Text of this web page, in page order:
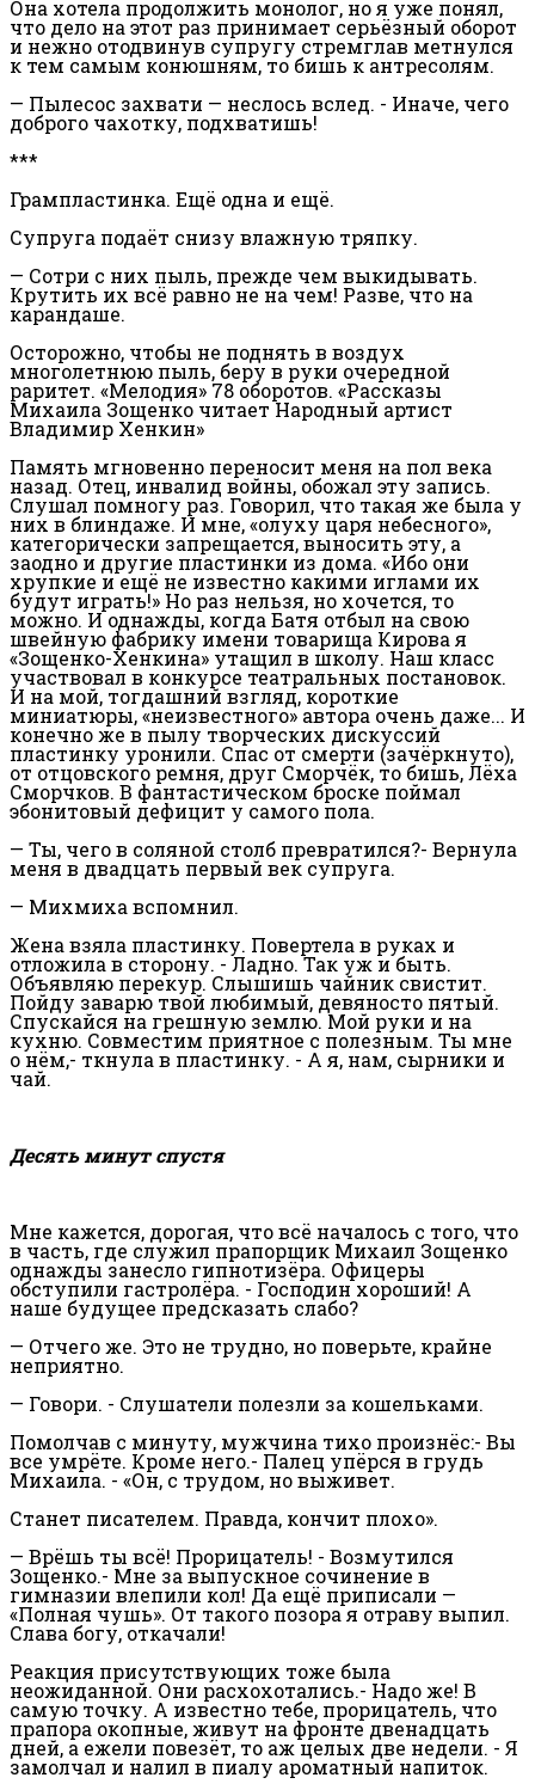
Она хотела продолжить монолог, но я уже понял,
что дело на этот раз принимает серьёзный оборот
и нежно отодвинув супругу стремглав метнулся
к тем самым конюшням, то бишь к антресолям.
— Пылесос захвати — неслось вслед. - Иначе, чего
доброго чахотку, подхватишь!
***
Грампластинка. Ещё одна и ещё.
Супруга подаёт снизу влажную тряпку.
— Сотри с них пыль, прежде чем выкидывать.
Крутить их всё равно не на чем! Разве, что на
карандаше.
Осторожно, чтобы не поднять в воздух
многолетнюю пыль, беру в руки очередной
раритет. «Мелодия» 78 оборотов. «Рассказы
Михаила Зощенко читает Народный артист
Владимир Хенкин»
Память мгновенно переносит меня на пол века
назад. Отец, инвалид войны, обожал эту запись.
Слушал помногу раз. Говорил, что такая же была у
них в блиндаже. И мне, «олуху царя небесного»,
категорически запрещается, выносить эту, а
заодно и другие пластинки из дома. «Ибо они
хрупкие и ещё не известно какими иглами их
будут играть!» Но раз нельзя, но хочется, то
можно. И однажды, когда Батя отбыл на свою
швейную фабрику имени товарища Кирова я
«Зощенко-Хенкина» утащил в школу. Наш класс
участвовал в конкурсе театральных постановок.
И на мой, тогдашний взгляд, короткие
миниатюры, «неизвестного» автора очень даже... И
конечно же в пылу творческих дискуссий
пластинку уронили. Спас от смерти (зачёркнуто),
от отцовского ремня, друг Сморчёк, то бишь, Лёха
Сморчков. В фантастическом броске поймал
эбонитовый дефицит у самого пола.
— Ты, чего в соляной столб превратился?- Вернула
меня в двадцать первый век супруга.
— Михмиха вспомнил.
Жена взяла пластинку. Повертела в руках и
отложила в сторону. - Ладно. Так уж и быть.
Объявляю перекур. Слышишь чайник свистит.
Пойду заварю твой любимый, девяносто пятый.
Спускайся на грешную землю. Мой руки и на
кухню. Совместим приятное с полезным. Ты мне
о нём,- ткнула в пластинку. - А я, нам, сырники и
чай.
Десять минут спустя
Мне кажется, дорогая, что всё началось с того, что
в часть, где служил прапорщик Михаил Зощенко
однажды занесло гипнотизёра. Офицеры
обступили гастролёра. - Господин хороший! А
наше будущее предсказать слабо?
— Отчего же. Это не трудно, но поверьте, крайне
неприятно.
— Говори. - Слушатели полезли за кошельками.
Помолчав с минуту, мужчина тихо произнёс:- Вы
все умрёте. Кроме него.- Палец упёрся в грудь
Михаила. - «Он, с трудом, но выживет.
Станет писателем. Правда, кончит плохо».
— Врёшь ты всё! Прорицатель! - Возмутился
Зощенко.- Мне за выпускное сочинение в
гимназии влепили кол! Да ещё приписали —
«Полная чушь». От такого позора я отраву выпил.
Слава богу, откачали!
Реакция присутствующих тоже была
неожиданной. Они расхохотались.- Надо же! В
самую точку. А известно тебе, прорицатель, что
прапора окопные, живут на фронте двенадцать
дней, а ежели повезёт, то аж целых две недели. - Я
замолчал и налил в пиалу ароматный напиток.